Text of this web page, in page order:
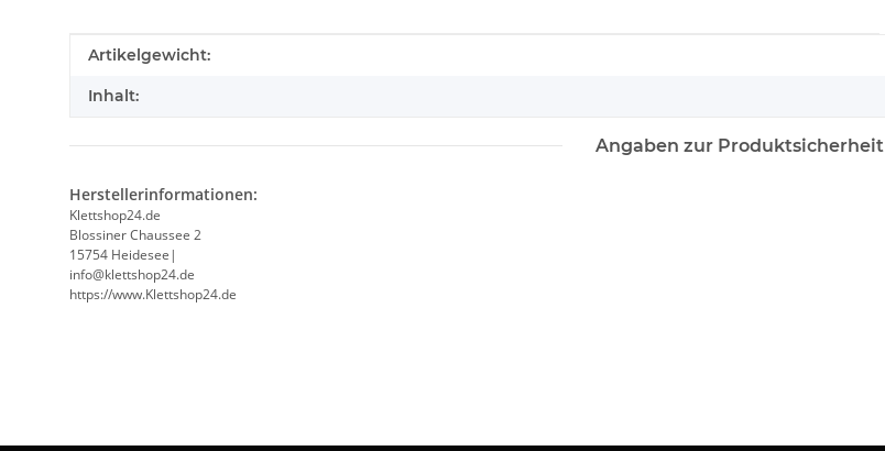
Produkteigenschaft
Wert
Artikelgewicht:
Inhalt:
Angaben zur Produktsicherheit
Herstellerinformationen:
Klettshop24.de
Blossiner Chaussee 2
15754 Heidesee|
info@klettshop24.de
https://www.Klettshop24.de